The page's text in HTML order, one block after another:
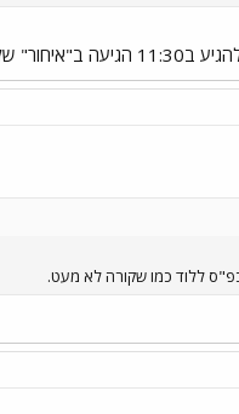
זו רכבת משא).
ללוד כמו שקורה לא מעט.